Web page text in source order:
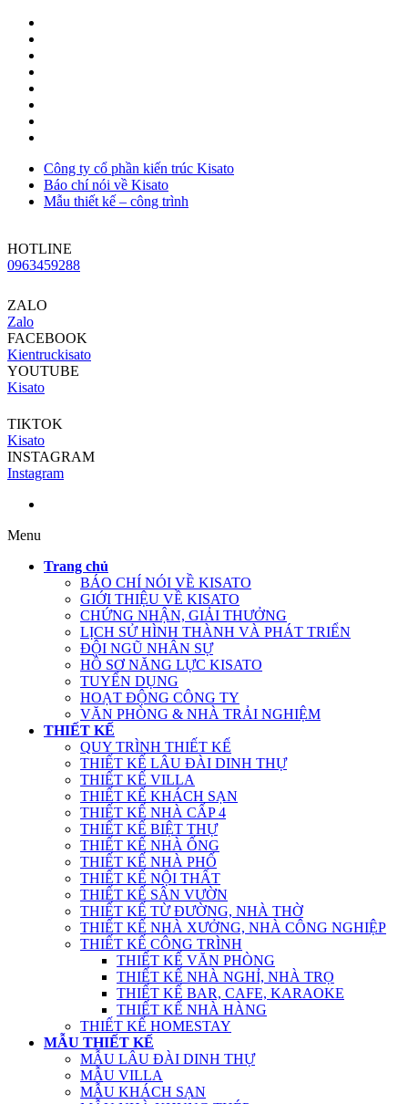
Công ty cổ phần kiến trúc Kisato
Báo chí nói về Kisato
Mẫu thiết kế – công trình
HOTLINE
0963459288
ZALO
Zalo
FACEBOOK
Kientruckisato
YOUTUBE
Kisato
TIKTOK
Kisato
INSTAGRAM
Instagram
Menu
Trang chủ
BÁO CHÍ NÓI VỀ KISATO
GIỚI THIỆU VỀ KISATO
CHỨNG NHẬN, GIẢI THƯỞNG
LỊCH SỬ HÌNH THÀNH VÀ PHÁT TRIỂN
ĐỘI NGŨ NHÂN SỰ
HỒ SƠ NĂNG LỰC KISATO
TUYỂN DỤNG
HOẠT ĐỘNG CÔNG TY
VĂN PHÒNG & NHÀ TRẢI NGHIỆM
THIẾT KẾ
QUY TRÌNH THIẾT KẾ
THIẾT KẾ LÂU ĐÀI DINH THỰ
THIẾT KẾ VILLA
THIẾT KẾ KHÁCH SẠN
THIẾT KẾ NHÀ CẤP 4
THIẾT KẾ BIỆT THỰ
THIẾT KẾ NHÀ ỐNG
THIẾT KẾ NHÀ PHỐ
THIẾT KẾ NỘI THẤT
THIẾT KẾ SÂN VƯỜN
THIẾT KẾ TỪ ĐƯỜNG, NHÀ THỜ
THIẾT KẾ NHÀ XƯỞNG, NHÀ CÔNG NGHIỆP
THIẾT KẾ CÔNG TRÌNH
THIẾT KẾ VĂN PHÒNG
THIẾT KẾ NHÀ NGHỈ, NHÀ TRỌ
THIẾT KẾ BAR, CAFE, KARAOKE
THIẾT KẾ NHÀ HÀNG
THIẾT KẾ HOMESTAY
MẪU THIẾT KẾ
MẪU LÂU ĐÀI DINH THỰ
MẪU VILLA
MẪU KHÁCH SẠN